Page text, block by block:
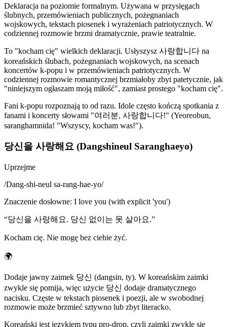
Deklaracja na poziomie formalnym. Używana w przysięgach
ślubnych, przemówieniach publicznych, pożegnaniach
wojskowych, tekstach piosenek i wyrażeniach patriotycznych. W
codziennej rozmowie brzmi dramatycznie, prawie teatralnie.
To "kocham cię" wielkich deklaracji. Usłyszysz 사랑합니다 na
koreańskich ślubach, pożegnaniach wojskowych, na scenach
koncertów k-popu i w przemówieniach patriotycznych. W
codziennej rozmowie romantycznej brzmiałoby zbyt patetycznie, jak
"niniejszym ogłaszam moją miłość", zamiast prostego "kocham cię".
Fani k-popu rozpoznają to od razu. Idole często kończą spotkania z
fanami i koncerty słowami "여러분, 사랑합니다!" (Yeoreobun,
saranghamnida! "Wszyscy, kocham was!").
당신을 사랑해요 (Dangshineul Saranghaeyo)
Uprzejme
/Dang-shi-neul sa-rang-hae-yo/
Znaczenie dosłowne: I love you (with explicit 'you')
“당신을 사랑해요. 당신 없이는 못 살아요.”
Kocham cię. Nie mogę bez ciebie żyć.
🌍
Dodaje jawny zaimek 당신 (dangsin, ty). W koreańskim zaimki
zwykle się pomija, więc użycie 당신 dodaje dramatycznego
nacisku. Częste w tekstach piosenek i poezji, ale w swobodnej
rozmowie może brzmieć sztywno lub zbyt literacko.
Koreański jest językiem typu pro-drop, czyli zaimki zwykle się